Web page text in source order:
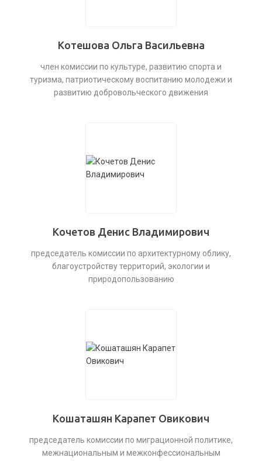
Котешова Ольга Васильевна
член комиссии по культуре, развитию спорта и
туризма, патриотическому воспитанию молодежи и
развитию добровольческого движения
Кочетов Денис Владимирович
председатель комиссии по архитектурному облику,
благоустройству территорий, экологии и
природопользованию
Кошаташян Карапет Овикович
председатель комиссии по миграционной политике,
межнациональным и межконфессиональным